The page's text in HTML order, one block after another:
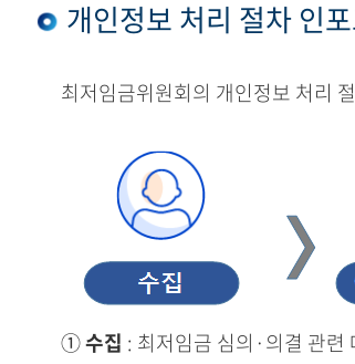
개인정보 처리 절차 인
최저임금위원회의 개인정보 처리
①수집 : 최저임금 심의·의결 관련